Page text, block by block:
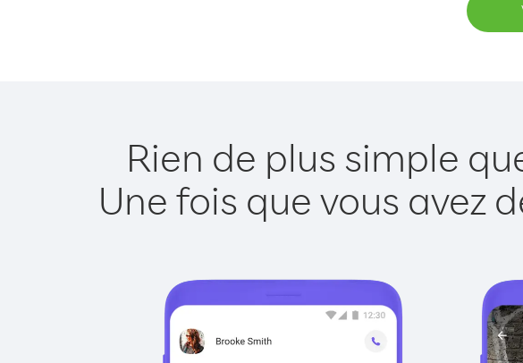
Rien de plus simple
Une fois que vous avez